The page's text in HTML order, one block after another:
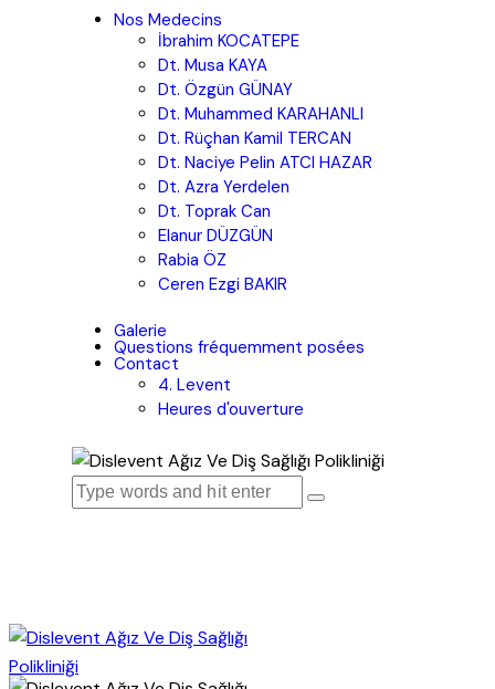
Nos Medecins
İbrahim KOCATEPE
Dt. Musa KAYA
Dt. Özgün GÜNAY
Dt. Muhammed KARAHANLI
Dt. Rüçhan Kamil TERCAN
Dt. Naciye Pelin ATCI HAZAR
Dt. Azra Yerdelen
Dt. Toprak Can
Elanur DÜZGÜN
Rabia ÖZ
Ceren Ezgi BAKIR
Galerie
Questions fréquemment posées
Contact
4. Levent
Heures d'ouverture